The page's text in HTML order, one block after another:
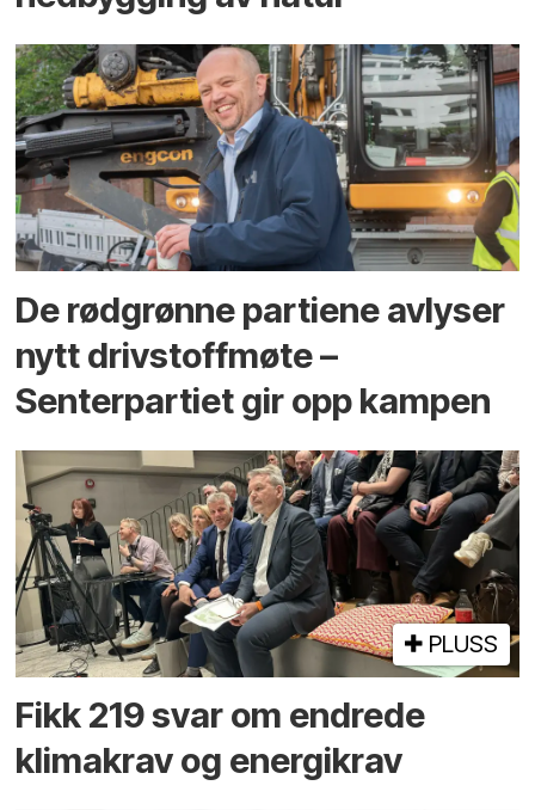
De rødgrønne partiene avlyser
nytt drivstoffmøte –
Senterpartiet gir opp kampen
PLUSS
Fikk 219 svar om endrede
klimakrav og energikrav